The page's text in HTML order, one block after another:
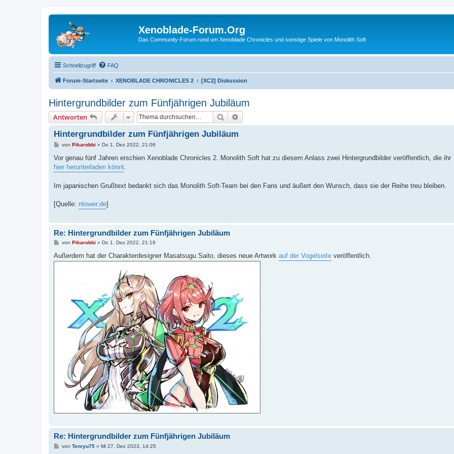
Xenoblade-Forum.Org
Das Community-Forum rund um Xenoblade Chronicles und sonstige Spiele von Monolith Soft
Schnellzugriff FAQ
Forum-Startseite XENOBLADE CHRONICLES 2 [XC2] Diskussion
Hintergrundbilder zum Fünfjährigen Jubiläum
Antworten Suche
Hintergrundbilder zum Fünfjährigen Jubiläum
B
i
r
von Pikarobbi » Do 1. Dez 2022, 21:06
Vor genau fünf Jahren erschien Xenoblade Chronicles 2. Monolith Soft hat zu diesem Anlass zwei Hintergrundbilder veröffentlich, die ihr
hier herunterladen könnt
Im japanischen Grußtext bedankt sich das Monolith Soft-Team bei den Fans und äußert den Wunsch, dass sie der Reihe treu bleiben.
[Quelle: ntower.de]
Re: Hintergrundbilder zum Fünfjährigen Jubiläum
B
t
von Pikarobbi » Do 1. Dez 2022, 21:19
Außerdem hat der Charakterdesigner Masatsugu Saito, dieses neue Artwork auf der Vogelseite veröffentlich.
Re: Hintergrundbilder zum Fünfjährigen Jubiläum
Bvon Tenryu75» Mi 27. Dez 2023, 14:25